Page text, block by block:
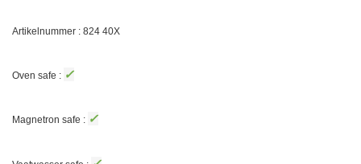
Artikelnummer : 824 40X
Oven safe : ✓
Magnetron safe : ✓